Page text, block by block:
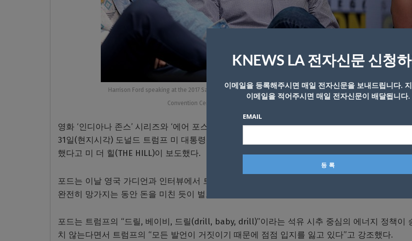
Harrison Ford speaking at the 2017 San Diego Comic Con International, for “Blade Runner 2049”, at the San Diego
Convention Center in San Diego, California.[사진 위키미디어 커먼스]
영화 ‘인디아나 존스’ 시리즈와 ‘에어 포스 원(Air Force One)’의 주인공으로 유명한 미국 배우 해
31일(현지시각) 도널드 트럼프 미 대통령에 대해 “역사상 그보다 더 큰 범죄자를 알지 못한다”며
했다고 미 더 힐(THE HILL)이 보도했다.
포드는 이날 영국 가디언과 인터뷰에서 트럼프의 기후 변화 대응 정책 부족을 비판하면서 트럼프
완전히 망가지는 동안 돈을 미친 듯이 벌고 있다”면서 그같이 밝혔다.
포드는 트럼프의 “드릴, 베이비, 드릴(drill, baby, drill)”이라는 석유 시추 중심의 에너지 정책이
치 않는다면서 트럼프의 “모든 발언이 거짓이기 때문에 점점 입지를 잃고 있다”고 강조했다.
KNEWS LA 전자신문 신청하
이메일을 등록해주시면 매일 전자신문을 보내드립니다.
이메일을 적어주시면 매일 전자신문이 배달됩니다.
EMAIL